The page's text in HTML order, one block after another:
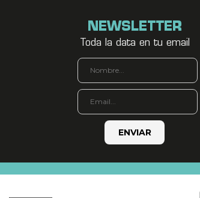
NEWSLETTER
Toda la data en tu email